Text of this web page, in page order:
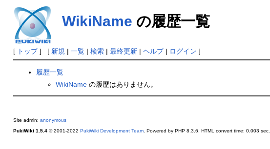
WikiName の履歴一覧
[ トップ] [ 新規 | 一覧| 検索| 最終更新| ヘルプ| ログイン ]
履歴一覧
WikiName の履歴はありません。
Site admin: anonymous
PukiWiki 1.5.4© 2001-2022 PukiWiki Development Team. Powered by PHP 8.3.6. HTML convert time: 0.003 sec.